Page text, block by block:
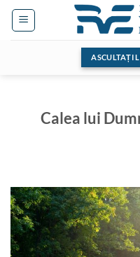
Skip
ASCULTAȚI
Calea lui